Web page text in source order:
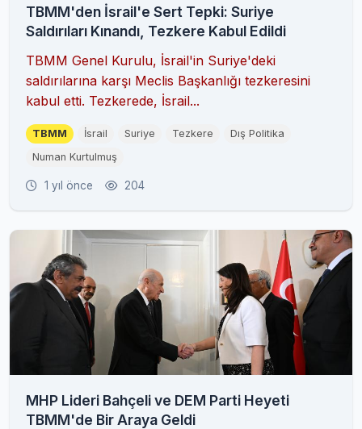
TBMM'den İsrail'e Sert Tepki: Suriye
Saldırıları Kınandı, Tezkere Kabul Edildi
TBMM Genel Kurulu, İsrail'in Suriye'deki
saldırılarına karşı Meclis Başkanlığı tezkeresini
kabul etti. Tezkerede, İsrail...
TBMM İsrail Suriye Tezkere
Dış Politika
Numan Kurtulmuş
1 yıl önce 204
MHP Lideri Bahçeli ve DEM Parti Heyeti
TBMM'de Bir Araya Geldi